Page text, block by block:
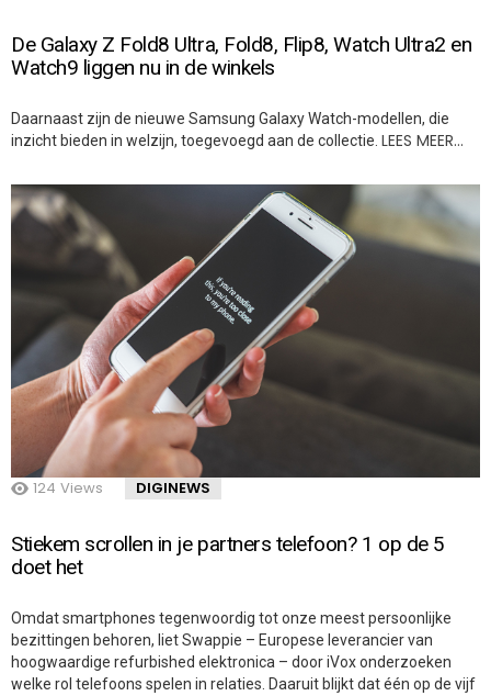
De Galaxy Z Fold8 Ultra, Fold8, Flip8, Watch Ultra2 en
Watch9 liggen nu in de winkels
Daarnaast zijn de nieuwe Samsung Galaxy Watch-modellen, die
inzicht bieden in welzijn, toegevoegd aan de collectie. LEES MEER…
124 Views DIGINEWS
Stiekem scrollen in je partners telefoon? 1 op de 5
doet het
Omdat smartphones tegenwoordig tot onze meest persoonlijke
bezittingen behoren, liet Swappie – Europese leverancier van
hoogwaardige refurbished elektronica – door iVox onderzoeken
welke rol telefoons spelen in relaties. Daaruit blijkt dat één op de vijf